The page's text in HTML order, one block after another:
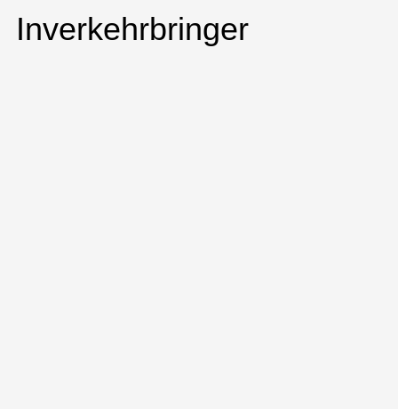
Inverkehrbringer